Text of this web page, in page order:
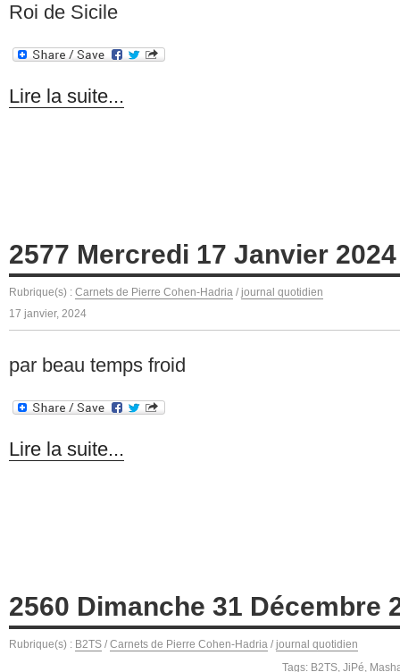
Roi de Sicile
Lire la suite...
2577 Mercredi 17 Janvier 2024
Rubrique(s) : Carnets de Pierre Cohen-Hadria / journal quotidien
17 janvier, 2024
par beau temps froid
Lire la suite...
2560 Dimanche 31 Décembre
Rubrique(s) : B2TS / Carnets de Pierre Cohen-Hadria / journal quotidien
Tags: B2TS, JiPé,